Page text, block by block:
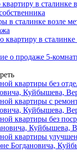
в сталинке
в сталинке возле
в сталинке
о продаже 5-
квартиры без
Куйбышева,
квартиры с
Куйбышева,
квартиры без
Куйбышева,
квартиры
Богдановича,